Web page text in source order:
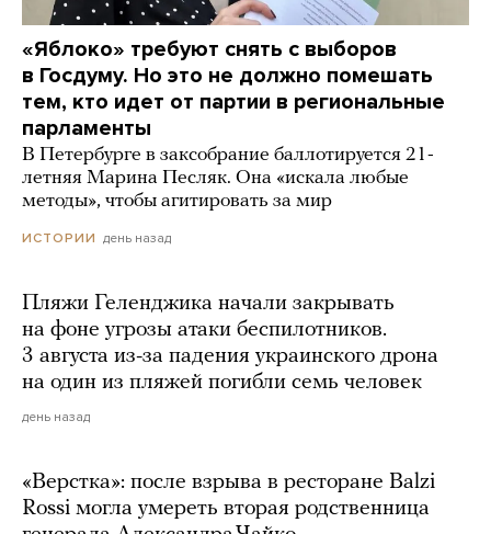
«Яблоко» требуют снять с выборов
в Госдуму. Но это не должно помешать
тем, кто идет от партии в региональные
парламенты
В Петербурге в заксобрание баллотируется 21-
летняя Марина Песляк. Она «искала любые
методы», чтобы агитировать за мир
ИСТОРИИ день назад
Пляжи Геленджика начали закрывать
на фоне угрозы атаки беспилотников.
3 августа из-за падения украинского дрона
на один из пляжей погибли семь человек
день назад
«Верстка»: после взрыва в ресторане Balzi
Rossi могла умереть вторая родственница